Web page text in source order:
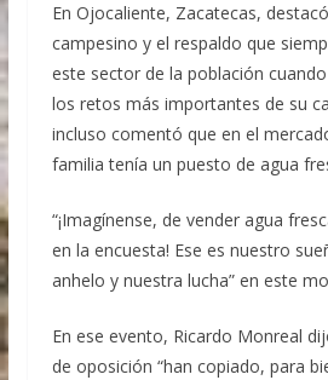
En Ojocaliente, Zacatecas,
campesino y el respaldo que
este sector de la población
los retos más importantes de su
incluso comentó que en el
familia tenía un puesto de agua
“¡Imagínense, de vender agua
en la encuesta! Ese es nuestro
anhelo y nuestra lucha” en este
En ese evento, Ricardo Monreal
de oposición “han copiado, para